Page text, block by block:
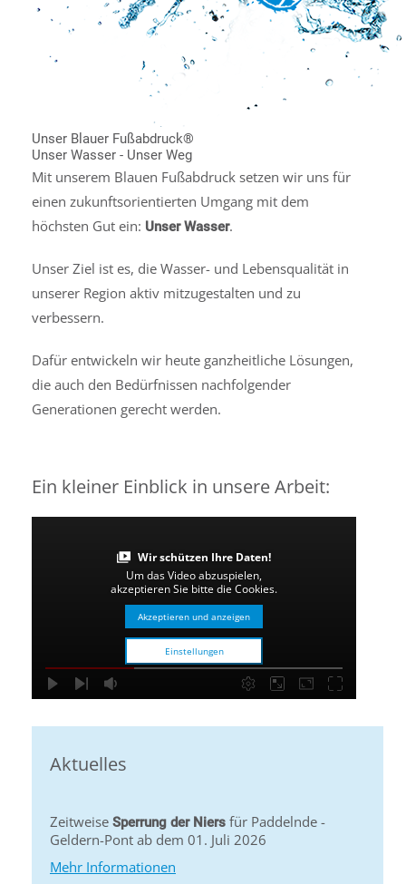
Unser Blauer Fußabdruck®
Unser Wasser - Unser Weg
Mit unserem Blauen Fußabdruck setzen wir uns für
einen zukunftsorientierten Umgang mit dem
höchsten Gut ein: Unser Wasser.
Unser Ziel ist es, die Wasser- und Lebensqualität in
unserer Region aktiv mitzugestalten und zu
verbessern.
Dafür entwickeln wir heute ganzheitliche Lösungen,
die auch den Bedürfnissen nachfolgender
Generationen gerecht werden.
Ein kleiner Einblick in unsere Arbeit:
Wir schützen Ihre Daten!
Um das Video abzuspielen,
akzeptieren Sie bitte die Cookies.
Akzeptieren und anzeigen
Einstellungen
Aktuelles
Zeitweise Sperrung der Niers für Paddelnde -
Geldern-Pont ab dem 01. Juli 2026
Mehr Informationen